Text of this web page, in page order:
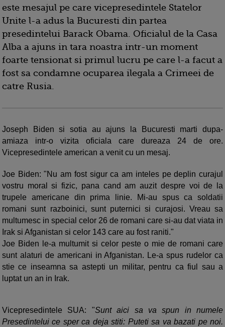
este mesajul pe care vicepresedintele Statelor
Unite l-a adus la Bucuresti din partea
presedintelui Barack Obama. Oficialul de la Casa
Alba a ajuns in tara noastra intr-un moment
foarte tensionat si primul lucru pe care l-a facut a
fost sa condamne ocuparea ilegala a Crimeei de
catre Rusia.
Joseph Biden si sotia au ajuns la Bucuresti marti dupa-
amiaza intr-o vizita oficiala care dureaza 24 de ore.
Vicepresedintele american a venit cu un mesaj.
Joe Biden: "Nu am fost sigur ca am inteles pe deplin curajul
vostru moral si fizic, pana cand am auzit despre voi de la
trupele americane din prima linie. Mi-au spus ca soldatii
romani sunt razboinici, sunt puternici si curajosi. Vreau sa
multumesc in special celor 26 de romani care si-au dat viata in
Irak si Afganistan si celor 143 care au fost raniti."
Joe Biden le-a multumit si celor peste o mie de romani care
sunt alaturi de americani in Afganistan. Le-a spus rudelor ca
stie ce inseamna sa astepti un militar, pentru ca fiul sau a
luptat un an in Irak.
Vicepresedintele SUA: "Sunt aici sa va spun in numele
Presedintelui ce sper ca deja stiti: Puteti sa va bazati pe noi.